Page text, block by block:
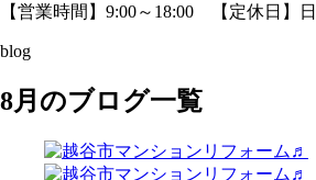
【営業時間】9:00～18:00 【定休日】
blog
8月のブログ一覧